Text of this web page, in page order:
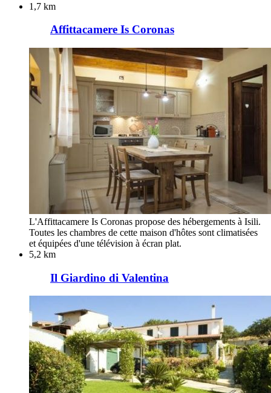
1,7 km
Affittacamere Is Coronas
L'Affittacamere Is Coronas propose des hébergements à Isili.
Toutes les chambres de cette maison d'hôtes sont climatisées
et équipées d'une télévision à écran plat.
5,2 km
Il Giardino di Valentina